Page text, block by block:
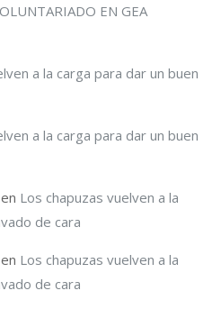
EN GEA
a la carga para dar un buen
a la carga para dar un buen
en Los chapuzas vuelven a la
de cara
en Los chapuzas vuelven a la
de cara